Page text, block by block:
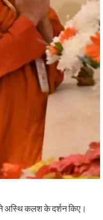
अस्थि कलश के दर्शन किए।